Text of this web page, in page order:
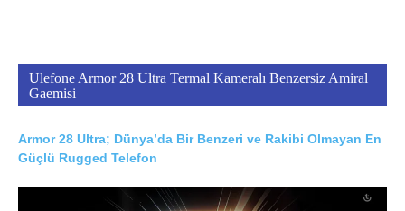
Ulefone Armor 28 Ultra Termal Kameralı Benzersiz Amiral
Gaemisi
Armor 28 Ultra; Dünya’da Bir Benzeri ve Rakibi Olmayan En
Güçlü Rugged Telefon